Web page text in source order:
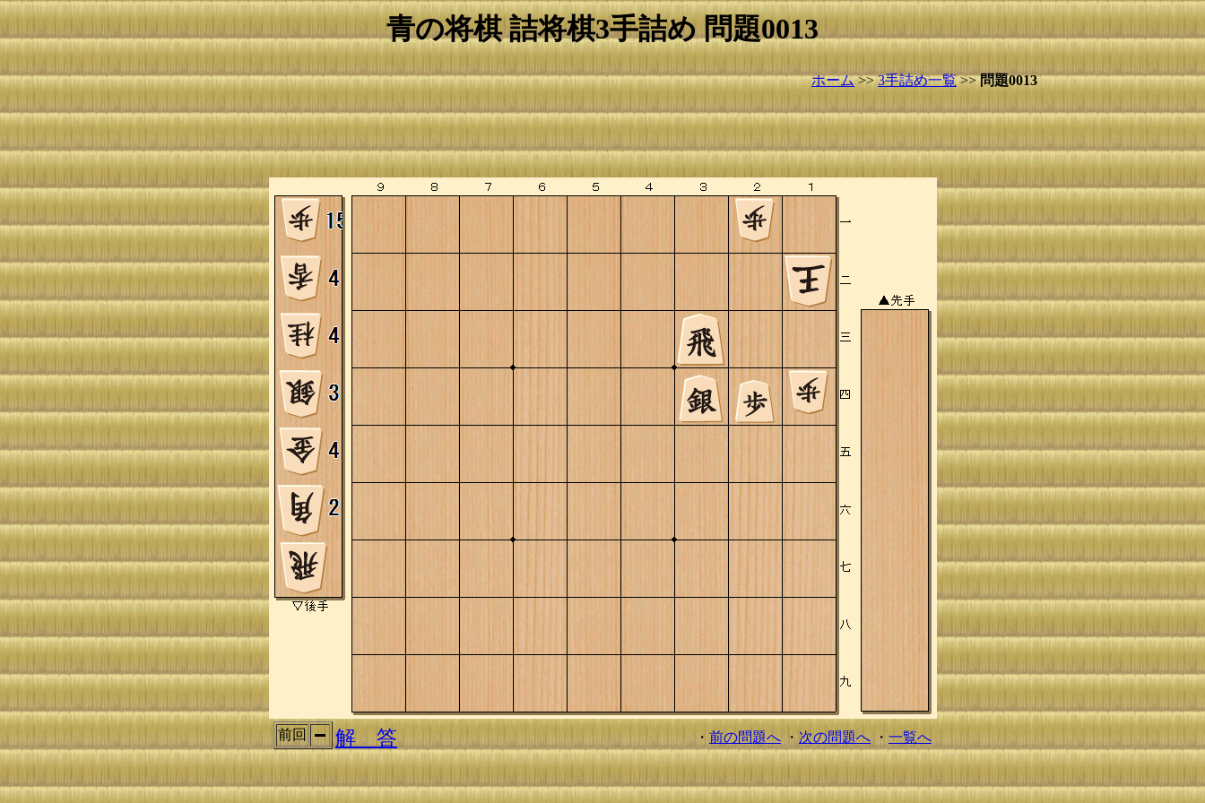
青の将棋 詰将棋3手詰め 問題0013
ホーム>>3手詰め一覧>>問題0013
前回 解 答 ・ 前の問題へ・次の問題へ ・ 一覧へ